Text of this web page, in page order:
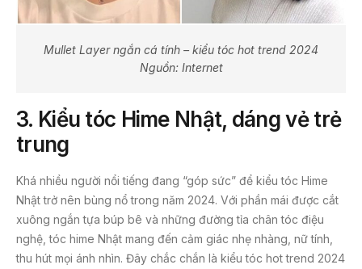
Mullet Layer ngắn cá tính – kiểu tóc hot trend 2024
Nguồn: Internet
3. Kiểu tóc Hime Nhật, dáng vẻ trẻ
trung
Khá nhiều người nổi tiếng đang “góp sức” để kiểu tóc Hime
Nhật trở nên bùng nổ trong năm 2024. Với phần mái được cắt
xuông ngắn tựa búp bê và những đường tỉa chân tóc điệu
nghệ, tóc hime Nhật mang đến cảm giác nhẹ nhàng, nữ tính,
thu hút mọi ánh nhìn. Đây chắc chắn là kiểu tóc hot trend 2024